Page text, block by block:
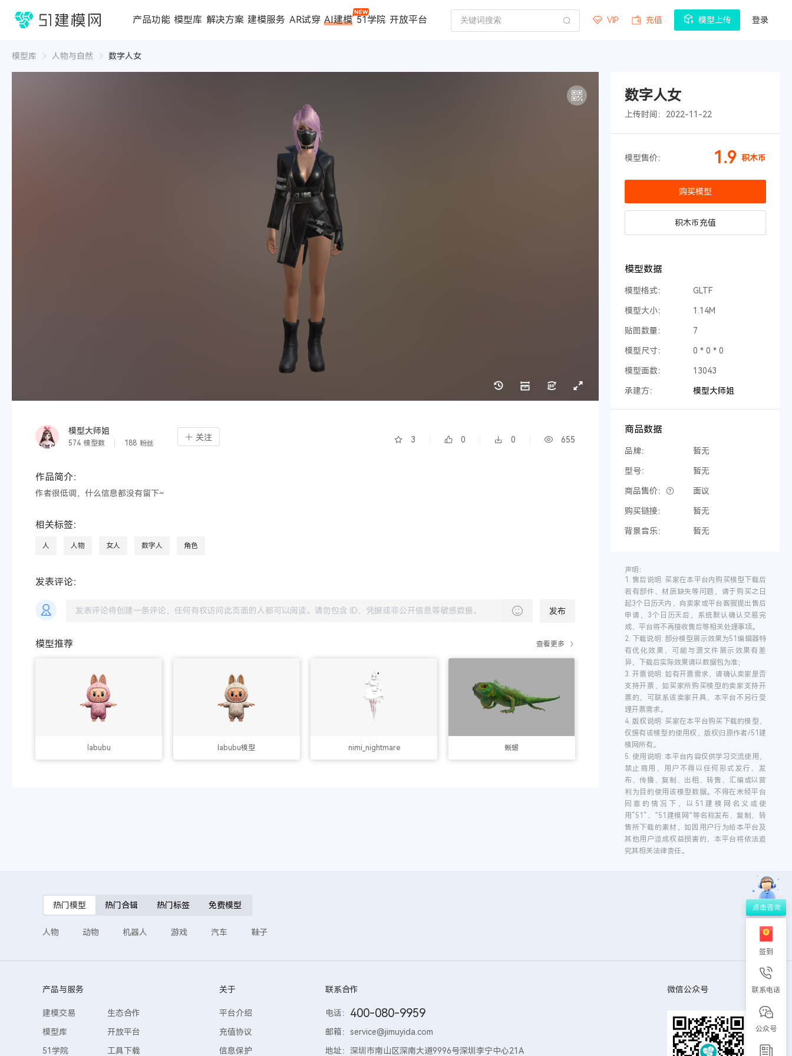
1688
产品功能
3D编辑器
在线3D工具
模型库 解决方案 建模服务 AR试穿 AI建模 51学院 开放平台 VIP 充值 模型上传 登录
模型库 人物与自然 数字人女
模型大师姐
574 模型数 188 粉丝
关注 3 0 0 655
作品简介：
作者很低调，什么信息都没有留下~
相关标签：
人 人物 女人 数字人 角色
发表评论：
发布
模型推荐 查看更多
labubu labubu模型 nimi_nightmare 蜥蜴
数字人女
上传时间：2022-11-22
模型售价： 1.9 积木币
购买模型
积木币充值
模型数据
模型格式： GLTF
模型大小： 1.14M
贴图数量： 7
模型尺寸： 0 * 0 * 0
模型面数： 13043
承建方： 模型大师姐
商品数据
品牌： 暂无
型号： 暂无
商品售价： 面议
购买链接： 暂无
背景音乐： 暂无
声明：
1.售后说明: 买家在本平台内购买模型下载后
若有部件、材质缺失等问题，请于购买之日
起3个日历天内，向卖家或平台客服提出售后
申请，3个日历天后，系统默认确认交易完
成，平台将不再接收售后等相关处理事项。
2.
下载说明: 部分模型展示效果为51编辑器特
有优化效果，可能与源文件展示效果有差
异，下载后实际效果请以数据包为准；
3.开票说明: 如有开票需求，请确认卖家是否
支持开票，如买家所购买模型的卖家支持开
票的，可联系该卖家开具，本平台不另行受
理开票需求。
4.版权说明: 买家在本平台购买下载的模型，
仅拥有该模型的使用权，版权归原作者/51建
模网所有。
5.使用说明: 本平台内容仅供学习交流使用，
禁止商用，用户不得以任何形式发行、发
布、传播、复制、出租、转售、汇编或以营
利为目的使用该模型数据。不得在未经平台
同意的情况下，以51建模网名义或使
用“51“、”51建模网”等名称发布、复制、转
售所下载的素材，如因用户行为给本平台及
其他用户造成权益损害的，本平台将依法追
究其相关法律责任。
热门模型 热门合辑 热门标签 免费模型
人物 动物 机器人 游戏 汽车 鞋子
产品与服务
建模交易
生态合作
模型库
开放平台
51学院
工具下载
关于
平台介绍
充值协议
信息保护
联系合作
电话： 400-080-9959
邮箱： service@jimuyida.com
地址： 深圳市南山区深南大道9996号深圳李宁中心21A
微信公众号
签到
联系电话
公众号